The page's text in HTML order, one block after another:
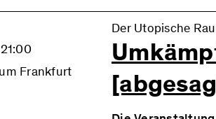
Frankfurt
Der Utopische